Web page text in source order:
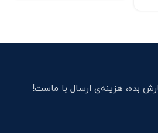
بده، هزینه‌ی ارسال با ماست!